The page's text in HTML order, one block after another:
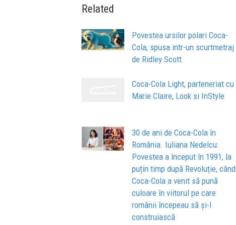
Related
Povestea ursilor polari Coca-
Cola, spusa intr-un scurtmetraj
de Ridley Scott
Coca-Cola Light, parteneriat cu
Marie Claire, Look si InStyle
30 de ani de Coca-Cola în
România. Iuliana Nedelcu:
Povestea a început în 1991, la
puțin timp după Revoluție, când
Coca-Cola a venit să pună
culoare în viitorul pe care
românii începeau să și-l
construiască